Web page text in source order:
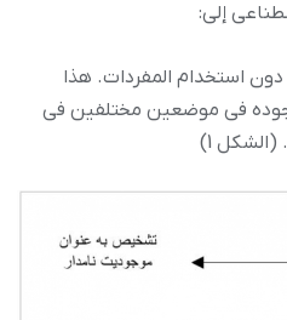
إلى:
استخدام المفردات. هذا
فی موضعین مختلفین فی
1)